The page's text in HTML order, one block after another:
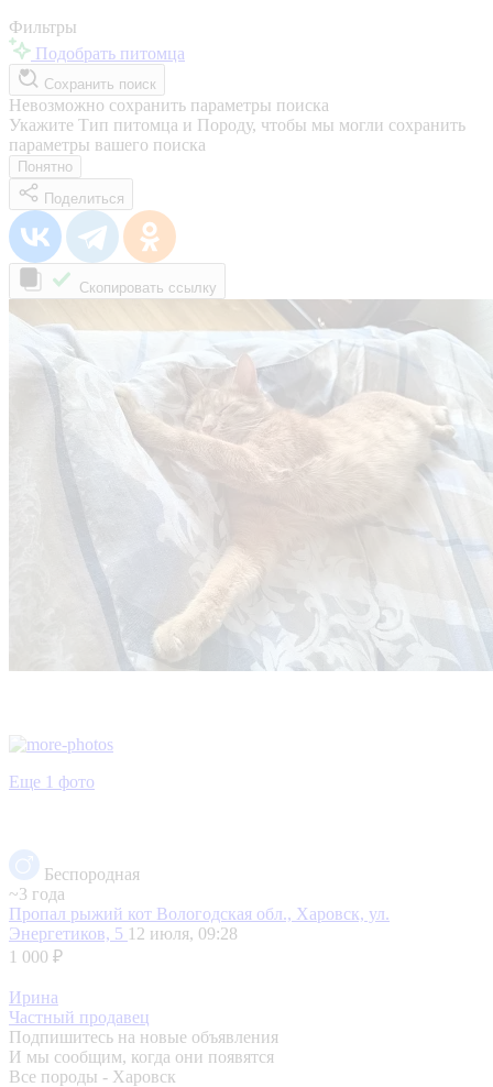
Фильтры
Подобрать питомца
Сохранить поиск
Невозможно сохранить параметры поиска
Укажите Тип питомца и Породу, чтобы мы могли сохранить
параметры вашего поиска
Понятно
Поделиться
Скопировать ссылку
Еще 1 фото
Беспородная
~3 года
Пропал рыжий кот Вологодская обл., Харовск, ул.
Энергетиков, 5 12 июля, 09:28
1 000 ₽
Ирина
Частный продавец
Подпишитесь на новые объявления
И мы сообщим, когда они появятся
Все породы - Харовск